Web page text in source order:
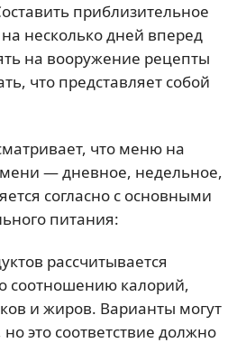
приблизительное
несколько дней вперед
на вооружение рецепты
что представляет собой
что меню на
— дневное, недельное,
согласно с основными
питания:
рассчитывается
соотношению калорий,
и жиров. Варианты могут
это соответствие должно